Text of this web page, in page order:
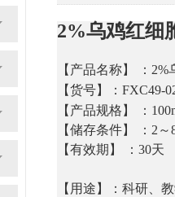
2%乌鸡红细
【产品名称】 ：
【货号】：FXC49-
【产品规格
【储存条件】 ：2
【有效期】 ：30天
【用途】：科研、